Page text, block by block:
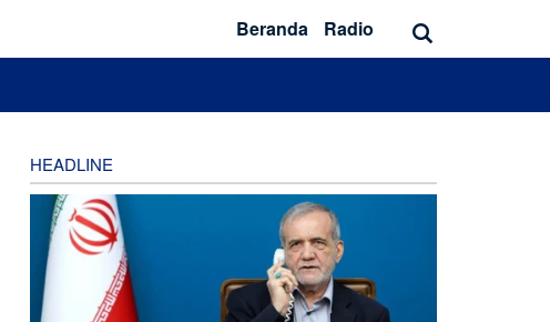
Beranda Radio
HEADLINE